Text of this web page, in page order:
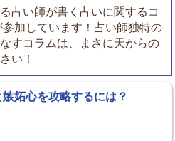
占い師が書く占いに関するコ
加しています！占い師独特の
すコラムは、まさに天からの
い！
妬心を攻略するには？